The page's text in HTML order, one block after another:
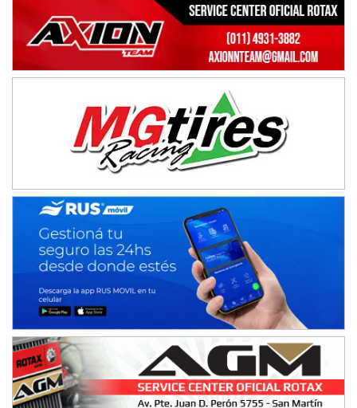
IAME SERIES ARGENTINA 6
Ramiro Tot (Asfalto)
Ciudad de Trenque Lauquen (Asfalto)
Trenque Lauquen (Buenos Aires)
ENTRERRIANO - F6 (POSTERGADA)
Parque de la Velocidad (Asfalto)
VICTORIENSE - F7
El Cerro (Tierra)
Victoria (Entre Ríos)
PATAGONICO - F6
Moto Club Reginense (Tierra)
Gral. E. Godoy (Río Negro)
CSK - F7
Juventud Unida (Tierra)
Humboldt (Santa Fe)
NORESTE SANTAFESINO - F6